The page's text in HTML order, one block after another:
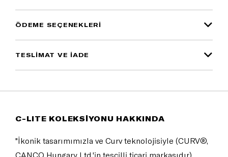
ÖDEME SEÇENEKLERI
TESLİMAT VE İADE
C-LITE KOLEKSİYONU HAKKINDA
"İkonik tasarımımızla ve Curv teknolojisiyle (CURV®,